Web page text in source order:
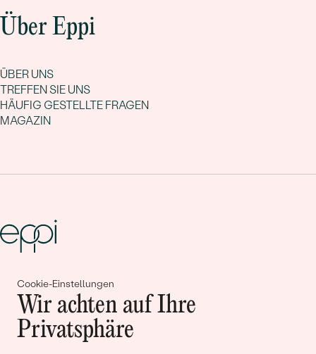
Cookie-Einstellungen
Wir achten auf Ihre
Privatsphäre
Über Eppi
ÜBER UNS
TREFFEN SIE UNS
HÄUFIG GESTELLTE FRAGEN
MAGAZIN
Gemeinsam erschaffen wir
Geschichten von Schönheit und
Liebe